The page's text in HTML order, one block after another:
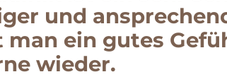
und
ein gutes
wieder.